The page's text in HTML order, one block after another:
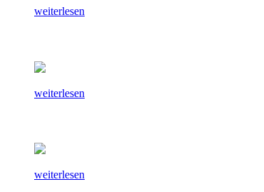
weiterlesen
weiterlesen
weiterlesen